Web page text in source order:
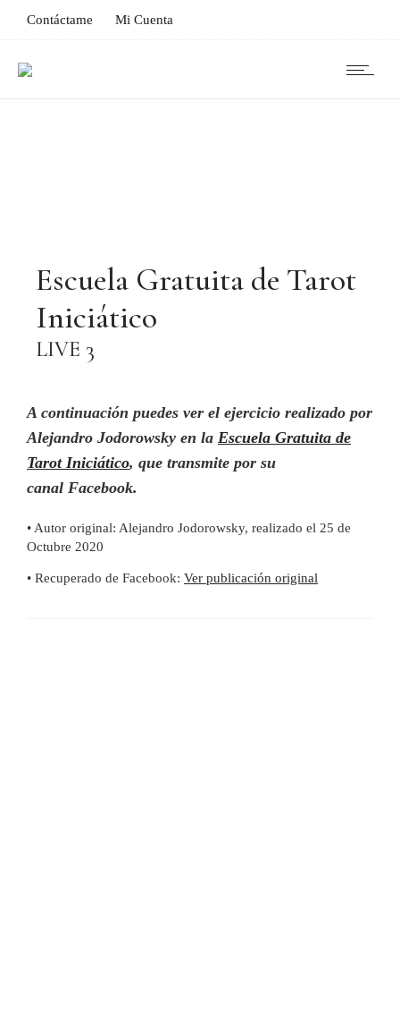
Contáctame Mi Cuenta
Escuela Gratuita de Tarot
Iniciático
LIVE 3
A continuación puedes ver el ejercicio realizado por
Alejandro Jodorowsky en la Escuela Gratuita de
Tarot Iniciático, que transmite por su
canal Facebook.
• Autor original: Alejandro Jodorowsky, realizado el 25 de
Octubre 2020
• Recuperado de Facebook: Ver publicación original